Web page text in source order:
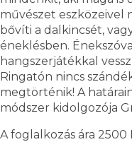
művészet eszközeivel
bővíti a dalkincsét,
éneklésben.
hangszerjátékkal
Ringatón nincs
megtörténik! A
módszer kidolgozója
A foglalkozás ára